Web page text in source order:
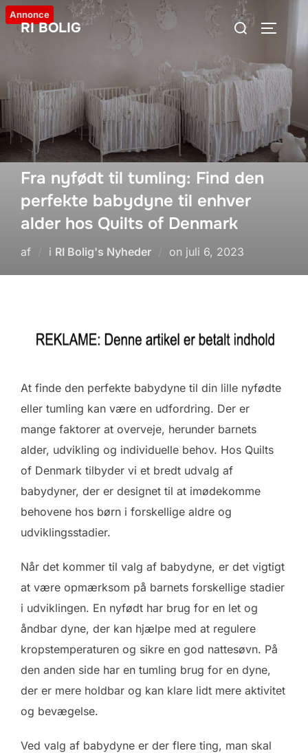
Videre
til
indhold
RI BOLIG
Søg
Annonce
Fra nyfødt til tumling: Find den
perfekte babydyne til enhver
alder hos Quilts of Denmark
af i RI Bolig's Nyheder on Udgivet
juli 6, 2023
At finde den perfekte babydyne til din lille nyfødte
eller tumling kan være en udfordring. Der er
mange faktorer at overveje, herunder barnets
alder, udvikling og individuelle behov. Hos Quilts
of Denmark tilbyder vi et bredt udvalg af
babydyner, der er designet til at imødekomme
behovene hos børn i forskellige aldre og
udviklingsstadier.
Når det kommer til valg af babydyne, er det vigtigt
at være opmærksom på barnets forskellige stadier
i udviklingen. En nyfødt har brug for en let og
åndbar dyne, der kan hjælpe med at regulere
kropstemperaturen og sikre en god nattesøvn. På
den anden side har en tumling brug for en dyne,
der er mere holdbar og kan klare lidt mere aktivitet
og bevægelse.
Ved valg af babydyne er der flere ting, man skal